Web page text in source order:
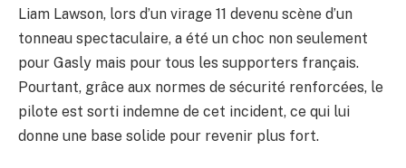
Liam Lawson, lors d’un virage 11 devenu scène d’un
tonneau spectaculaire, a été un choc non seulement
pour Gasly mais pour tous les supporters français.
Pourtant, grâce aux normes de sécurité renforcées, le
pilote est sorti indemne de cet incident, ce qui lui
donne une base solide pour revenir plus fort.